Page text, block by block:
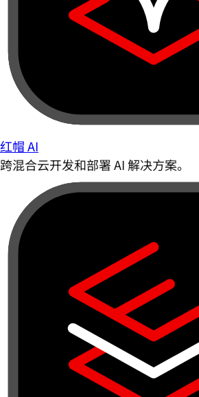
红帽 AI
跨混合云开发和部署 AI 解决方案。